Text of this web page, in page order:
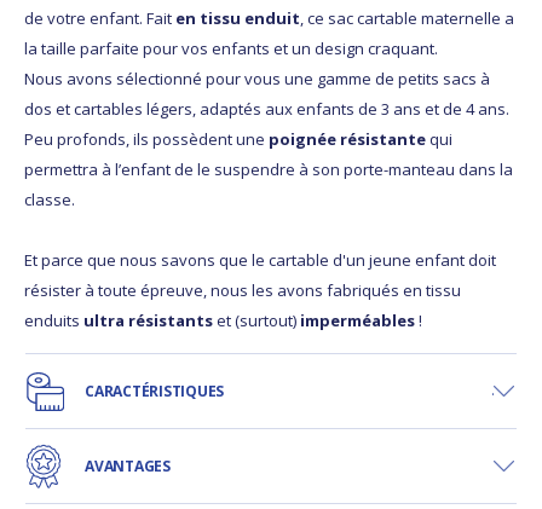
de votre enfant. Fait en tissu enduit, ce sac cartable maternelle a
la taille parfaite pour vos enfants et un design craquant.
Nous avons sélectionné pour vous une gamme de petits sacs à
dos et cartables légers, adaptés aux enfants de 3 ans et de 4 ans.
Peu profonds, ils possèdent une poignée résistantequi
permettra à l’enfant de le suspendre à son porte-manteau dans la
classe.
Et parce que nous savons que le cartable d'un jeune enfant doit
résister à toute épreuve, nous les avons fabriqués en tissu
enduits ultra résistantset (surtout) imperméables!
CARACTÉRISTIQUES
AVANTAGES